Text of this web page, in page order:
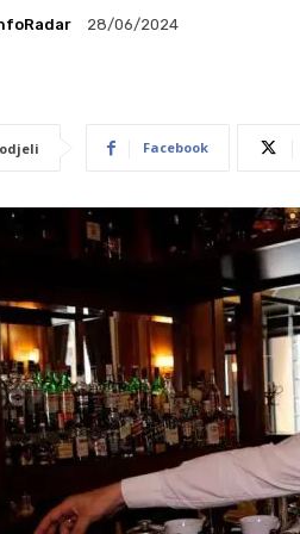
28/06/2024
Facebook